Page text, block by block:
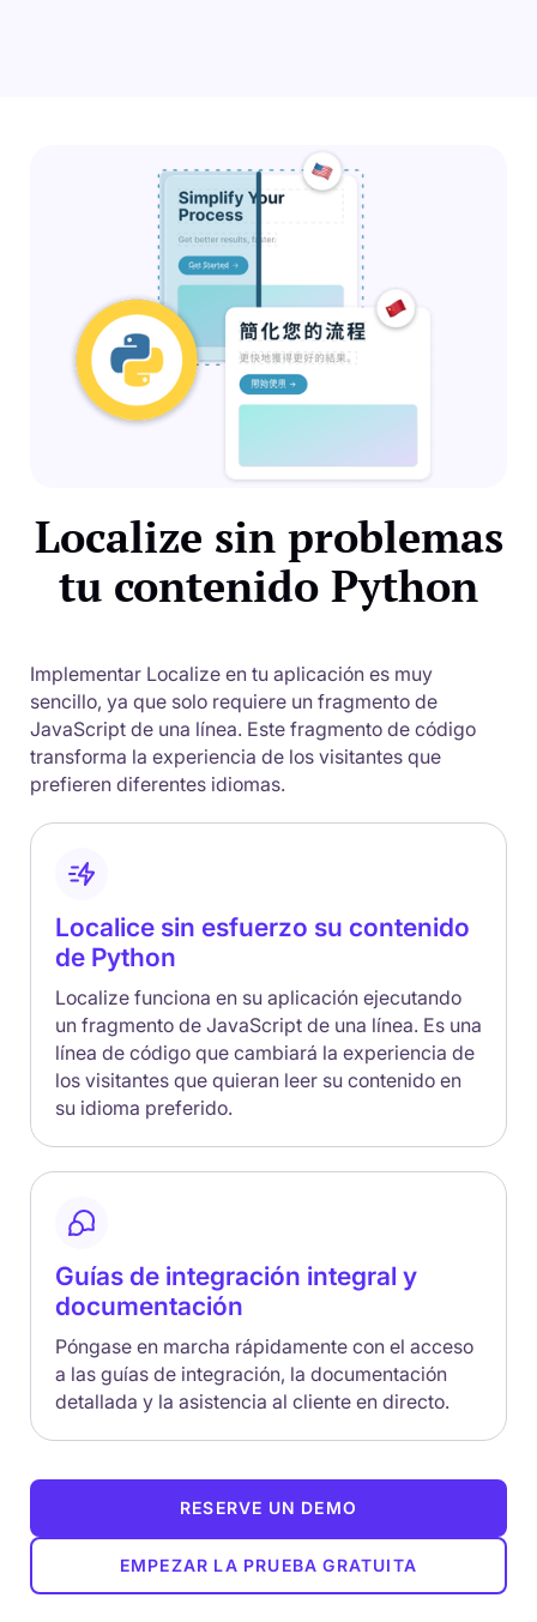
Localize sin problemas
tu contenido Python
Implementar Localize en tu aplicación es muy
sencillo, ya que solo requiere un fragmento de
JavaScript de una línea. Este fragmento de código
transforma la experiencia de los visitantes que
prefieren diferentes idiomas.
Localice sin esfuerzo su contenido
de Python
Localize funciona en su aplicación ejecutando
un fragmento de JavaScript de una línea. Es una
línea de código que cambiará la experiencia de
los visitantes que quieran leer su contenido en
su idioma preferido.
Guías de integración integral y
documentación
Póngase en marcha rápidamente con el acceso
a las guías de integración, la documentación
detallada y la asistencia al cliente en directo.
RESERVE UN DEMO
EMPEZAR LA PRUEBA GRATUITA